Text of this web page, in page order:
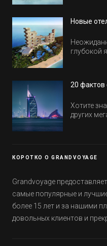
Новые
глубокой
обычно на
20 фактов
Хотите
других
КОРОТКО О GRANDVOYAGE
Grandvoyage
самые популярные и
более 15 лет и за нашими
довольных клиентов и